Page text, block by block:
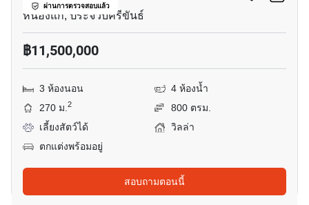
ผ่านการตรวจสอบแล้ว
หนองแก, ประจวบคีรีขันธ์
฿11,500,000
3 ห้องนอน
4 ห้องน้ำ
270 ม.2
800 ตรม.
เลี้ยงสัตว์ได้
วิลล่า
ตกแต่งพร้อมอยู่
สอบถามตอนนี้